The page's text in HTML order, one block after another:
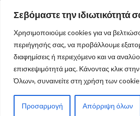
Σεβόμαστε την ιδιωτικότητά
Χρησιμοποιούμε cookies για να
περιήγησής σας, να προβάλλουμε
διαφημίσεις ή περιεχόμενο και να
επισκεψιμότητά μας. Κάνοντας κλικ
Όλων», συναινείτε στη χρήση των
Προσαρμογή Απόρριψη όλων
ΑΡΧΙΚΉ ΠΟΛΙΤΙΚΉ ΕΛΛΆΔΑ
© 2026 atticaonline.gr · Με επιφύλαξη